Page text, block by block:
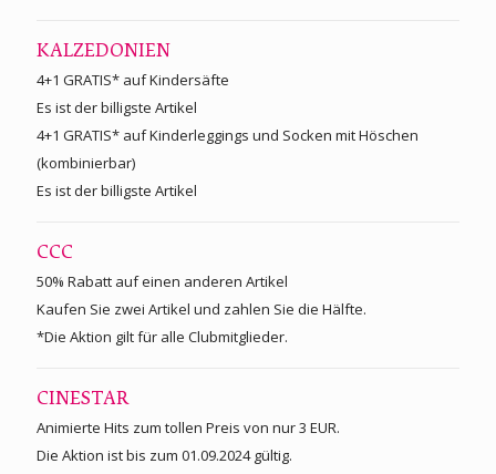
KALZEDONIEN
4+1 GRATIS* auf Kindersäfte
Es ist der billigste Artikel
4+1 GRATIS* auf Kinderleggings und Socken mit Höschen
(kombinierbar)
Es ist der billigste Artikel
CCC
50% Rabatt auf einen anderen Artikel
Kaufen Sie zwei Artikel und zahlen Sie die Hälfte.
*Die Aktion gilt für alle Clubmitglieder.
CINESTAR
Animierte Hits zum tollen Preis von nur 3 EUR.
Die Aktion ist bis zum 01.09.2024 gültig.